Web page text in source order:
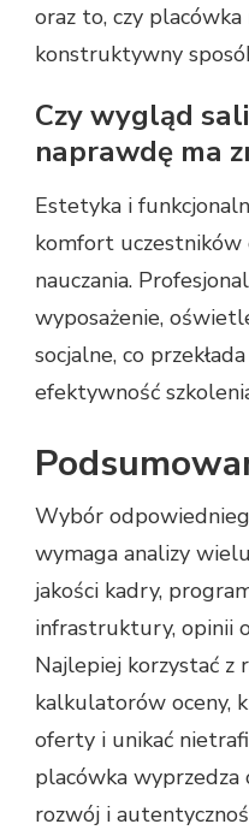
oraz to, czy
konstruktywny
Czy wygląd
naprawdę ma
Estetyka i
komfort uczestników
nauczania.
wyposażenie,
socjalne, co
efektywność
Wybór
wymaga analizy
jakości kadry,
infrastruktury, opinii
Najlepiej korzystać z
kalkulatorów oceny,
oferty i unikać
placówka wyprzedza
rozwój i